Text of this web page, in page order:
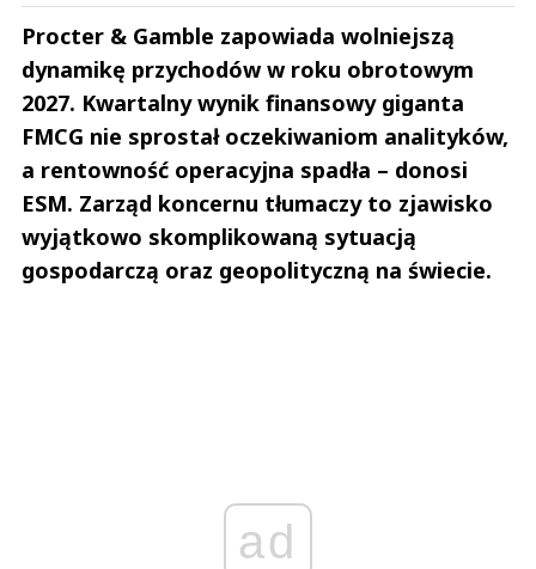
Procter & Gamble zapowiada wolniejszą
dynamikę przychodów w roku obrotowym
2027. Kwartalny wynik finansowy giganta
FMCG nie sprostał oczekiwaniom analityków,
a rentowność operacyjna spadła – donosi
ESM. Zarząd koncernu tłumaczy to zjawisko
wyjątkowo skomplikowaną sytuacją
gospodarczą oraz geopolityczną na świecie.
ad